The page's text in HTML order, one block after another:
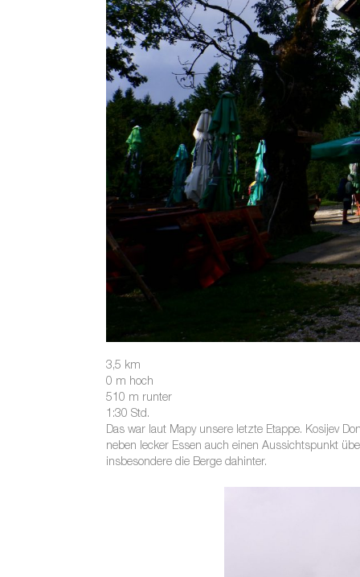
3,5 km
0 m hoch
510 m runter
1:30 Std.
Das war laut Mapy unsere letzte Etappe. Kosijev
neben lecker Essen auch einen Aussichtspunkt
insbesondere die Berge dahinter.